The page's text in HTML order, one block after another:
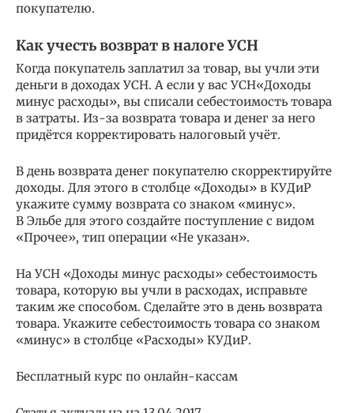
покупателю.
Как учесть возврат в налоге УСН
Когда покупатель заплатил за товар, вы учли эти
деньги в доходах УСН. А если у вас УСН«Доходы
минус расходы», вы списали себестоимость товара
в затраты. Из-за возврата товара и денег за него
придётся корректировать налоговый учёт.
В день возврата денег покупателю скорректируйте
доходы. Для этого в столбце «Доходы» в КУДиР
укажите сумму возврата со знаком «минус».
В Эльбе для этого создайте поступление с видом
«Прочее», тип операции «Не указан».
На УСН «Доходы минус расходы» cебестоимость
товара, которую вы учли в расходах, исправьте
таким же способом. Сделайте это в день возврата
товара. Укажите себестоимость товара со знаком
«минус» в столбце «Расходы» КУДиР.
Бесплатный курс по онлайн-кассам